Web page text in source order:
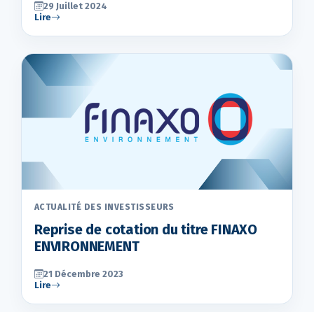
29 Juillet 2024
Lire
ACTUALITÉ DES INVESTISSEURS
Reprise de cotation du titre FINAXO
ENVIRONNEMENT
21 Décembre 2023
Lire